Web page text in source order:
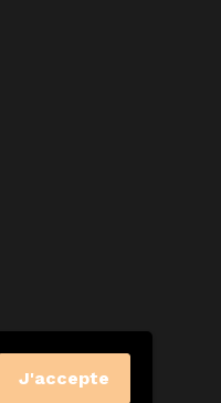
J'accepte